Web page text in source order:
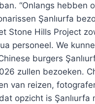
“Onlangs hebben
Şanlıurfa
Stone Hills Project
personeel. We
burgers
zullen bezoeken.
van reizen,
opzicht is Şanlıurfa